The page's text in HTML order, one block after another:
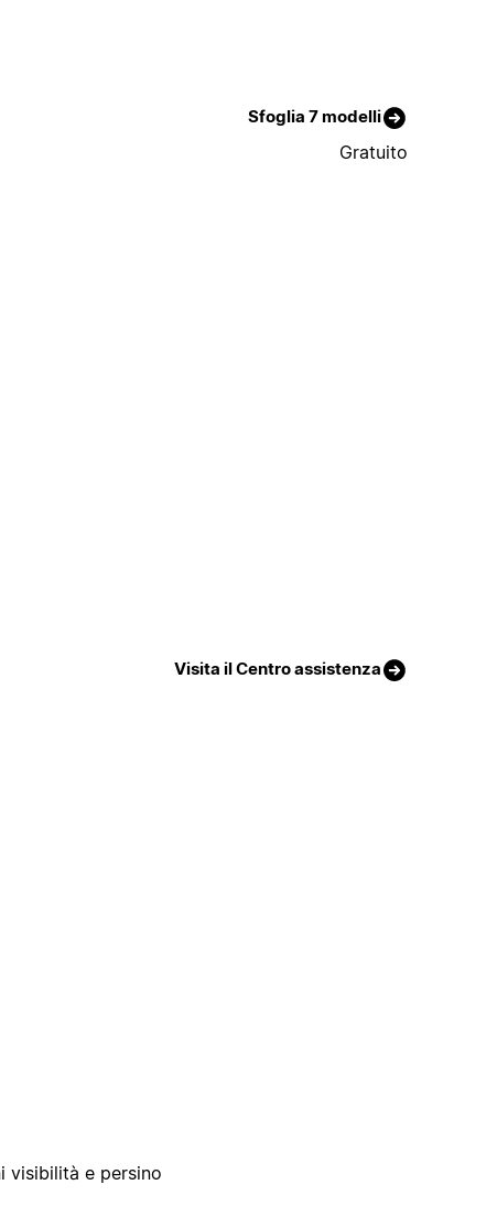
Sfoglia 7 modelli
Gratuito
Visita il Centro assistenza
visibilità e persino